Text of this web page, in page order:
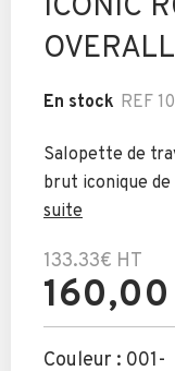
OVERALL
En stock REF
Salopette de
brut iconique
suite
133.33€ HT
160,00
Couleur : 001-